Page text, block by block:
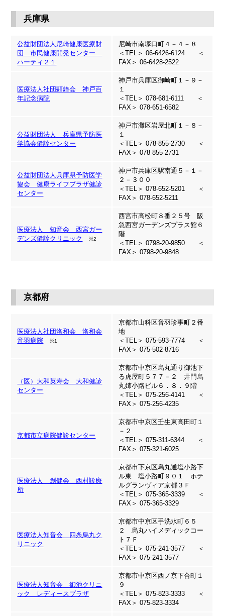
兵庫県
公益財団法人尼崎健康医療財
団 市民健康開発センター
ハーティ２１
尼崎市南塚口町４－４－８
＜TEL＞ 06-6426-6124 ＜
FAX＞ 06-6428-2522
医療法人社団顕鐘会 神戸百
年記念病院
神戸市兵庫区御崎町１－９－
１
＜TEL＞ 078-681-6111 ＜
FAX＞ 078-651-6582
公益財団法人 兵庫県予防医
学協会健診センター
神戸市灘区岩屋北町１－８－
１
＜TEL＞ 078-855-2730 ＜
FAX＞ 078-855-2731
公益財団法人兵庫県予防医学
協会 健康ライフプラザ健診
センター
神戸市兵庫区駅南通５－１－
２－３００
＜TEL＞ 078-652-5201 ＜
FAX＞ 078-652-5211
医療法人 知音会 西宮ガー
デンズ健診クリニック
※2
西宮市高松町８番２５号 阪
急西宮ガーデンズプラス館６
階
＜TEL＞ 0798-20-9850 ＜
FAX＞ 0798-20-9848
京都府
医療法人社団洛和会 洛和会
音羽病院
※1
京都市山科区音羽珍事町２番
地
＜TEL＞ 075-593-7774 ＜
FAX＞ 075-502-8716
（医）大和英寿会 大和健診
センター
京都市中京区烏丸通り御池下
る虎屋町５７７－２ 井門烏
丸姉小路ビル６．８．９階
＜TEL＞ 075-256-4141 ＜
FAX＞ 075-256-4235
京都市立病院健診センター
京都市中京区壬生東高田町１
－２
＜TEL＞ 075-311-6344 ＜
FAX＞ 075-321-6025
医療法人 創健会 西村診療
所
京都市下京区烏丸通塩小路下
ル東 塩小路町９０１ ホテ
ルグランヴィア京都３Ｆ
＜TEL＞ 075-365-3339 ＜
FAX＞ 075-365-3329
医療法人知音会 四条烏丸ク
リニック
京都市中京区手洗水町６５
２ 烏丸ハイメディックコー
ト７Ｆ
＜TEL＞ 075-241-3577 ＜
FAX＞ 075-241-3577
医療法人知音会 御池クリニ
ック レディースプラザ
京都市中京区西ノ京下合町１
９
＜TEL＞ 075-823-3333 ＜
FAX＞ 075-823-3334